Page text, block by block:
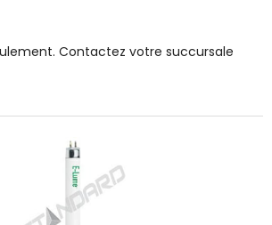
Contactez votre succursale